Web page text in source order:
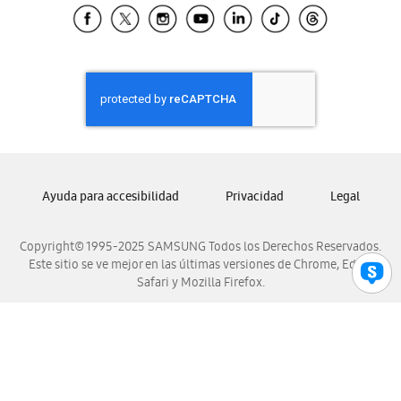
Samsung El Salvador
Samsung Honduras
Samsung Nicaragua
Samsung Panamá
Samsung Venezuela
Copyright© 1995-2025 SAMSUNG Todos los Derechos Reservados.
Este sitio se ve mejor en las últimas versiones de Chrome, Edge,
Safari y Mozilla Firefox.
Ayuda para accesibilidad Privacidad Legal